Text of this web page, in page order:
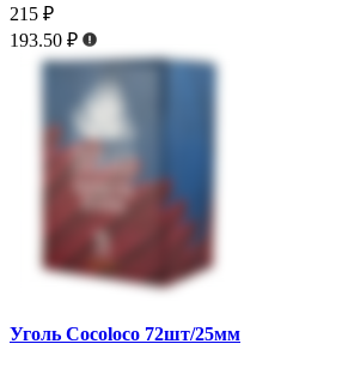
215 ₽
193.50 ₽
Уголь Cocoloco 72шт/25мм